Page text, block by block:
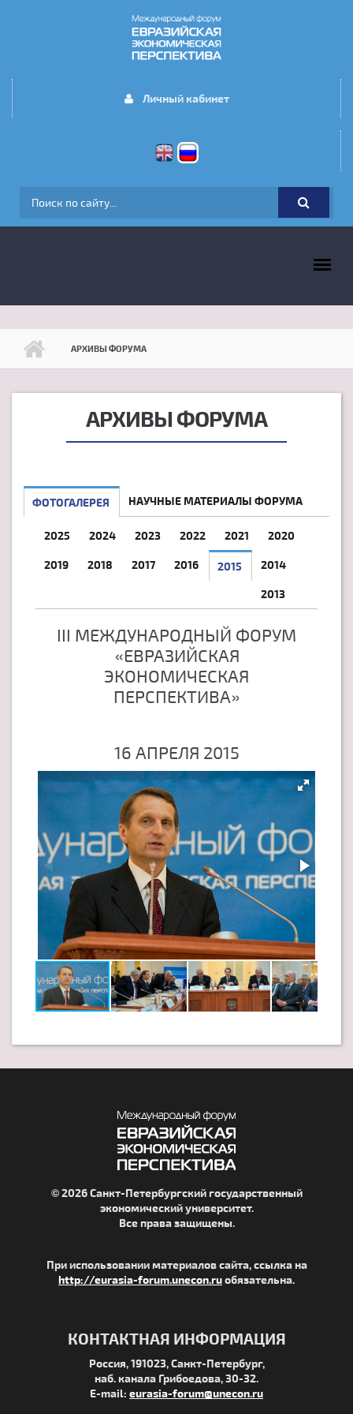
Личный кабинет
ФОРМА ПОИСКА
АРХИВЫ ФОРУМА
АРХИВЫ ФОРУМА
ФОТОГАЛЕРЕЯ НАУЧНЫЕ МАТЕРИАЛЫ ФОРУМА
2025 2024 2023 2022 2021 2020
2019 2018 2017 2016 2015 2014
2013
III МЕЖДУНАРОДНЫЙ ФОРУМ
«ЕВРАЗИЙСКАЯ
ЭКОНОМИЧЕСКАЯ
ПЕРСПЕКТИВА»
16 АПРЕЛЯ 2015
© 2026 Санкт-Петербургский государственный
экономический университет.
Все права защищены.
При использовании материалов сайта, ссылка на
http://eurasia-forum.unecon.ruобязательна.
КОНТАКТНАЯ ИНФОРМАЦИЯ
Россия, 191023, Санкт-Петербург,
наб. канала Грибоедова, 30-32.
E-mail: eurasia-forum@unecon.ru